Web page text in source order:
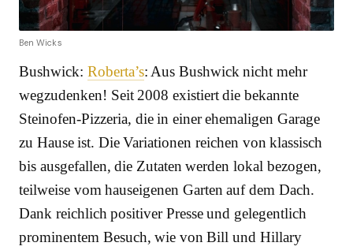
Ben Wicks
Bushwick: Roberta’s: Aus Bushwick nicht mehr
wegzudenken! Seit 2008 existiert die bekannte
Steinofen-Pizzeria, die in einer ehemaligen Garage
zu Hause ist. Die Variationen reichen von klassisch
bis ausgefallen, die Zutaten werden lokal bezogen,
teilweise vom hauseigenen Garten auf dem Dach.
Dank reichlich positiver Presse und gelegentlich
prominentem Besuch, wie von Bill und Hillary